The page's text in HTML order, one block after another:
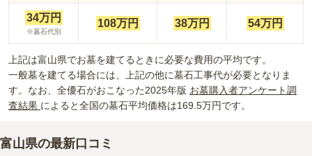
34万円
※墓石代別
108万円 38万円 54万円
上記は富山県でお墓を建てるときに必要な費用の平均です。
一般墓を建てる場合には、上記の他に墓石工事代が必要となりま
す。なお、全優石がおこなった2025年版 お墓購入者アンケート調
査結果 によると全国の墓石平均価格は169.5万円です。
富山県の最新口コミ